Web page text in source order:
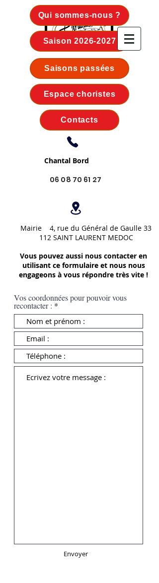
ARIANA - MÉDOC
Qui sommes-nous ?
Saison 2026-2027
Saisons passées
Espace choristes
Contacts
Chantal Bord
06 08 70 61 27
Mairie 4, rue du Général de Gaulle 33
112 SAINT LAURENT MEDOC
Vous pouvez aussi nous contacter en
utilisant ce formulaire et nous nous
engageons à vous répondre très vite !
Vos coordonnées pour pouvoir vous
recontacter :
Envoyer